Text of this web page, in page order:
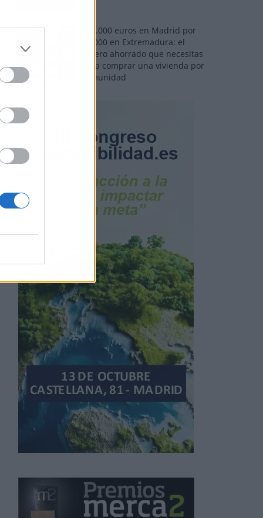
110.000 euros en Madrid por
31.000 en Extremadura: el
dinero ahorrado que necesitas
para comprar una vivienda por
comunidad